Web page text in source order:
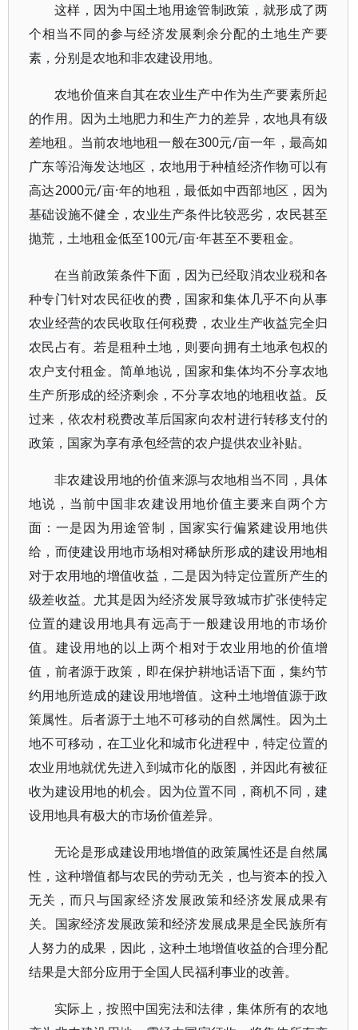
这样，因为中国土地用途管制政策，就形成了两
个相当不同的参与经济发展剩余分配的土地生产要
素，分别是农地和非农建设用地。
农地价值来自其在农业生产中作为生产要素所起
的作用。因为土地肥力和生产力的差异，农地具有级
差地租。当前农地地租一般在300元/亩一年，最高如
广东等沿海发达地区，农地用于种植经济作物可以有
高达2000元/亩·年的地租，最低如中西部地区，因为
基础设施不健全，农业生产条件比较恶劣，农民甚至
抛荒，土地租金低至100元/亩·年甚至不要租金。
在当前政策条件下面，因为已经取消农业税和各
种专门针对农民征收的费，国家和集体几乎不向从事
农业经营的农民收取任何税费，农业生产收益完全归
农民占有。若是租种土地，则要向拥有土地承包权的
农户支付租金。简单地说，国家和集体均不分享农地
生产所形成的经济剩余，不分享农地的地租收益。反
过来，依农村税费改革后国家向农村进行转移支付的
政策，国家为享有承包经营的农户提供农业补贴。
非农建设用地的价值来源与农地相当不同，具体
地说，当前中国非农建设用地价值主要来自两个方
面：一是因为用途管制，国家实行偏紧建设用地供
给，而使建设用地市场相对稀缺所形成的建设用地相
对于农用地的增值收益，二是因为特定位置所产生的
级差收益。尤其是因为经济发展导致城市扩张使特定
位置的建设用地具有远高于一般建设用地的市场价
值。建设用地的以上两个相对于农业用地的价值增
值，前者源于政策，即在保护耕地话语下面，集约节
约用地所造成的建设用地增值。这种土地增值源于政
策属性。后者源于土地不可移动的自然属性。因为土
地不可移动，在工业化和城市化进程中，特定位置的
农业用地就优先进入到城市化的版图，并因此有被征
收为建设用地的机会。因为位置不同，商机不同，建
设用地具有极大的市场价值差异。
无论是形成建设用地增值的政策属性还是自然属
性，这种增值都与农民的劳动无关，也与资本的投入
无关，而只与国家经济发展政策和经济发展成果有
关。国家经济发展政策和经济发展成果是全民族所有
人努力的成果，因此，这种土地增值收益的合理分配
结果是大部分应用于全国人民福利事业的改善。
实际上，按照中国宪法和法律，集体所有的农地